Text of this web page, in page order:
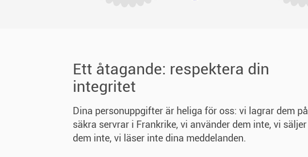
Ett åtagande: respektera din
integritet
Dina personuppgifter är heliga för oss: vi lagrar dem på
säkra servrar i Frankrike, vi använder dem inte, vi säljer
dem inte, vi läser inte dina meddelanden.